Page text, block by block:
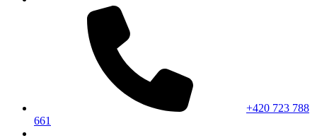
+420 723 788
661